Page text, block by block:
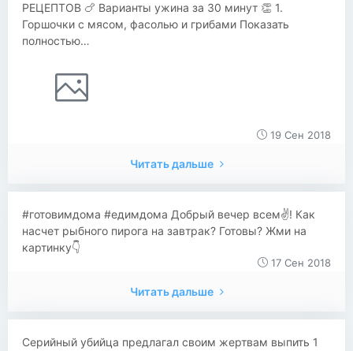
РЕЦЕПТОВ 🍗 Варианты ужина за 30 минут 👏 1.
Горшочки с мясом, фасолью и грибами Показать
полностью…
19 Сен 2018
Читать дальше
#готовимдома #едимдома Добрый вечер всем✌! Как
насчет рыбного пирога на завтрак? Готовы? Жми на
картинку👇
17 Сен 2018
Читать дальше
​​Серийный убийца предлагал своим жертвам выпить 1